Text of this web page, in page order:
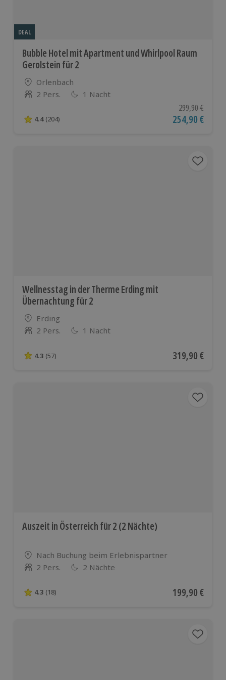
DEAL
Bubble Hotel mit Apartment und Whirlpool Raum
Gerolstein für 2
Standort
Orlenbach
Anzahl der Teilnehmer
2 Pers. 1 Nacht
4.4 von 5 Sternen basierend auf 204 Bewertungen
4.4 (204)
Ursprünglicher
299,90 €
Aktueller Preis
254,90 €
Wellnesstag in der Therme Erding mit
Übernachtung für 2
Standort
Erding
Anzahl der Teilnehmer
2 Pers. 1 Nacht
4.3 von 5 Sternen basierend auf 57 Bewertungen
4.3 (57) Aktueller Preis
319,90 €
Auszeit in Österreich für 2 (2 Nächte)
Standort
Nach Buchung beim Erlebnispartner
Anzahl der Teilnehmer
2 Pers. 2 Nächte
4.3 von 5 Sternen basierend auf 18 Bewertungen
4.3 (18) Aktueller Preis
199,90 €